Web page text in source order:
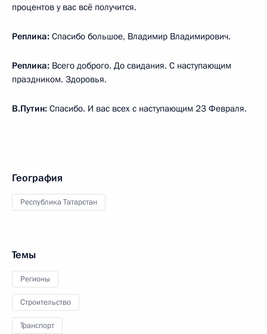
процентов у вас всё получится.
Реплика: Спасибо большое, Владимир Владимирович.
Реплика: Всего доброго. До свидания. С наступающим
праздником. Здоровья.
В.Путин: Спасибо. И вас всех с наступающим 23 Февраля.
География
Республика Татарстан
Темы
Регионы
Строительство
Транспорт